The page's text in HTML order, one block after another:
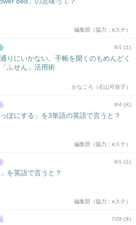
編集部（協力：eステ）
8/1 (土)
りにいかない。手帳を開くのもめんどく
ふせん」活用術
かなころ（石山可奈子）
8/4 (火)
っぽにする」を3単語の英語で言うと？
編集部（協力：eステ）
8/1 (土)
」を英語で言うと？
編集部（協力：eステ）
7/29 (水)